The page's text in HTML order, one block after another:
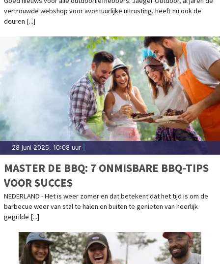
vertrouwde webshop voor avontuurlijke uitrusting, heeft nu ook de
deuren [...]
28 juni 2025, 10:08 uur
MASTER DE BBQ: 7 ONMISBARE BBQ-TIPS
VOOR SUCCES
NEDERLAND - Het is weer zomer en dat betekent dat het tijd is om de
barbecue weer van stal te halen en buiten te genieten van heerlijk
gegrilde [...]